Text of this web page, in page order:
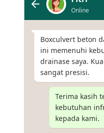
Online
Boxculvert beton
ini memenuhi
drainase saya.
sangat presisi.
Terima kasih
kebutuhan
kepada kami.